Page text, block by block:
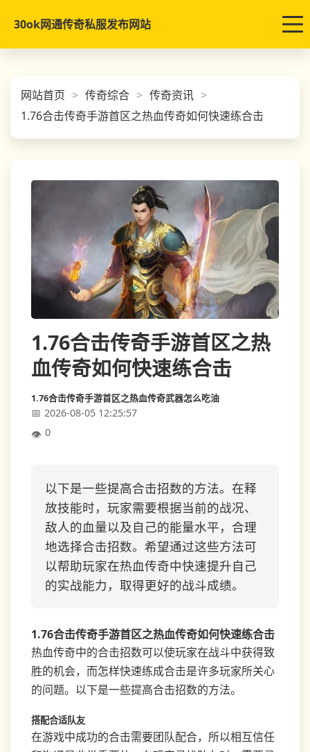
30ok网通传奇私服发布网站
网站首页 传奇综合
传奇资讯
1.76合击传奇手游首区之热血传奇如何快速练合击
1.76合击传奇手游首区之热
血传奇如何快速练合击
1.76合击传奇手游首区之热血传奇武器怎么吃油
2026-08-05 12:25:57
0
以下是一些提高合击招数的方法。在释
放技能时，玩家需要根据当前的战况、
敌人的血量以及自己的能量水平，合理
地选择合击招数。希望通过这些方法可
以帮助玩家在热血传奇中快速提升自己
的实战能力，取得更好的战斗成绩。
1.76合击传奇手游首区之热血传奇如何快速练合击
热血传奇中的合击招数可以使玩家在战斗中获得致
胜的机会，而怎样快速练成合击是许多玩家所关心
的问题。以下是一些提高合击招数的方法。
搭配合适队友
在游戏中成功的合击需要团队配合，所以相互信任